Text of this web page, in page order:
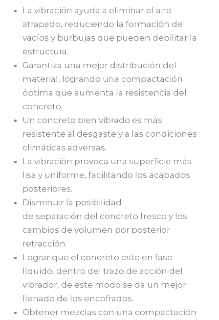
La vibración ayuda a eliminar el aire
atrapado, reduciendo la formación de
vacíos y burbujas que pueden debilitar la
estructura.
Garantiza una mejor distribución del
material, logrando una compactación
óptima que aumenta la resistencia del
concreto.
Un concreto bien vibrado es más
resistente al desgaste y a las condiciones
climáticas adversas.
La vibración provoca una superficie más
lisa y uniforme, facilitando los acabados
posteriores.
Disminuir la posibilidad
de separación del concreto fresco y los
cambios de volumen por posterior
retracción.
Lograr que el concreto este en fase
líquido, dentro del trazo de acción del
vibrador, de este modo se da un mejor
llenado de los encofrados.
Obtener mezclas con una compactación